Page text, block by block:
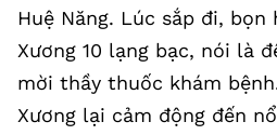
Huệ Năng. Lúc sắp đi, bọn
Xương 10 lạng bạc, nói là
mời thầy thuốc khám
Xương lại cảm động đến